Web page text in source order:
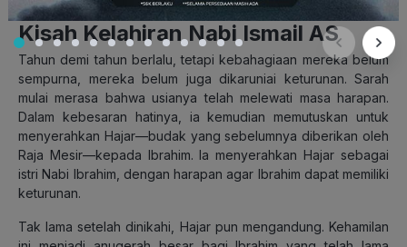
Kisah Kelahiran Nabi Ismail AS
Tahun demi tahun berlalu, tetapi kebahagiaan mereka belum
sempurna, mereka belum juga dikaruniai keturunan. Sarah
mulai merasa bahwa usianya telah melewati masa harapan.
Dalam kebesaran hatinya, ia kemudian memutuskan untuk
menyerahkan Hajar—budak yang sebelumnya diberikan oleh
Raja Mesir—kepada Ibrahim. Ia menyerahkan Hajar sebagai
istri Nabi Ibrahim, dengan harapan agar Ibrahim dapat memiliki
keturunan.
Tak lama setelah dinikahi, Hajar pun mengandung. Kehamilan